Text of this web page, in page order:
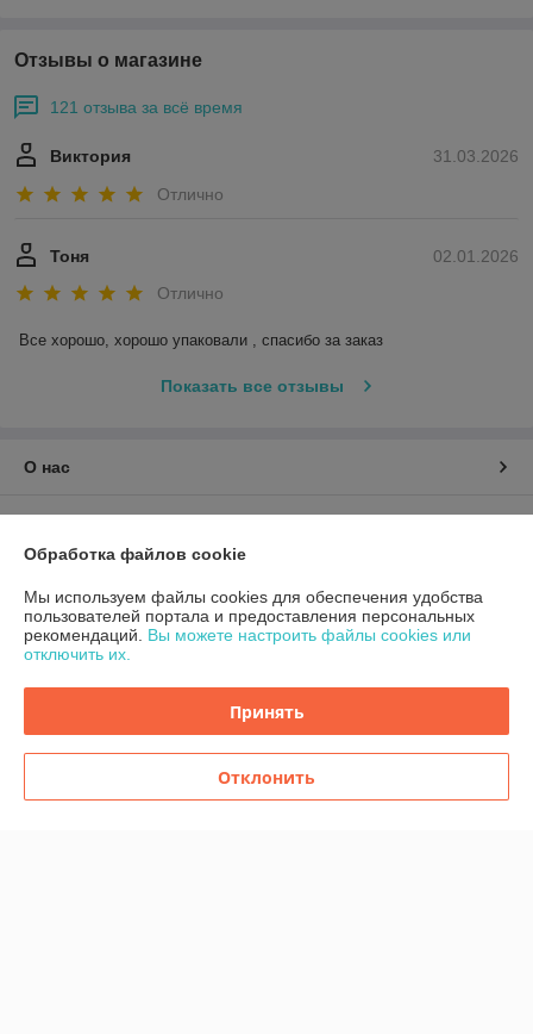
Отзывы о магазине
121 отзыва за всё время
31.03.2026
Виктория
Отлично
02.01.2026
Тоня
Отлично
Все хорошо, хорошо упаковали , спасибо за заказ
Показать все отзывы
О нас
График работы
Полная версия сайта
Сайт создан на платформе Deal.by
Обработка файлов cookie
Мы используем файлы cookies для обеспечения удобства
пользователей портала и предоставления персональных
рекомендаций. Вы можете настроить файлы cookies или
отключить их.
Принять
Отклонить